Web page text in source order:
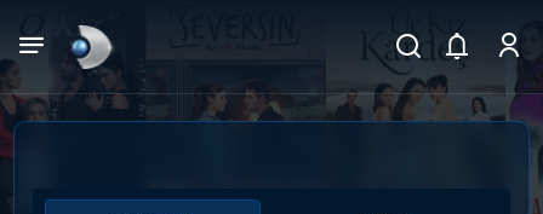
Arama